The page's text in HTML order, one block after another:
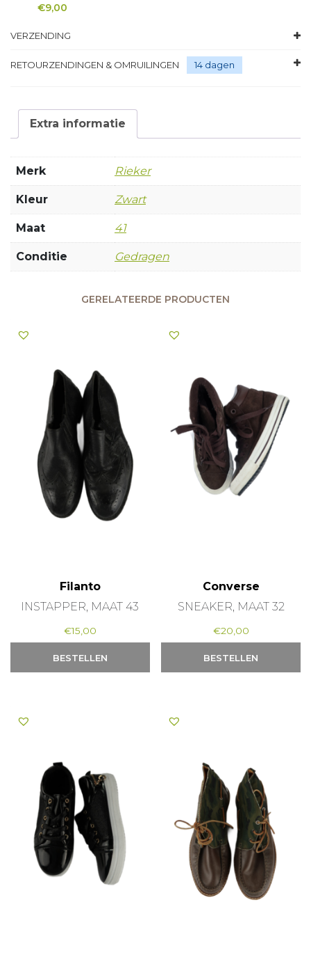
€9,00
VERZENDING
RETOURZENDINGEN & OMRUILINGEN 14 dagen
Extra informatie
Merk Rieker
Kleur Zwart
Maat 41
Conditie Gedragen
GERELATEERDE PRODUCTEN
Filanto
INSTAPPER, MAAT 43
€15,00
BESTELLEN
Converse
SNEAKER, MAAT 32
€20,00
BESTELLEN